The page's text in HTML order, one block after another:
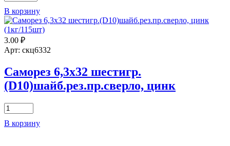
товара
Саморез
5,5х25
шестигр.
(D8)
шайб.рез.пр.сверло,
В корзину
3.00 ₽
Арт: скц6332
Саморез 6,3х32 шестигр.
(D10)шайб.рез.пр.сверло, цинк
Количество
товара
Саморез
В корзину